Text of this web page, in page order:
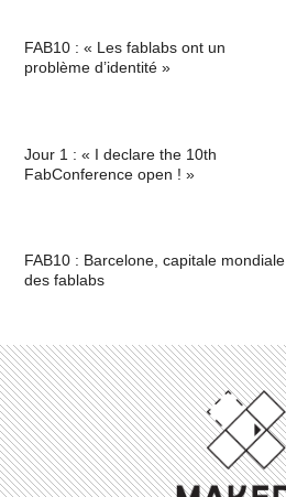
FAB10 : « Les fablabs ont un
problème d’identité »
Jour 1 : « I declare the 10th
FabConference open ! »
FAB10 : Barcelone, capitale mondiale
des fablabs